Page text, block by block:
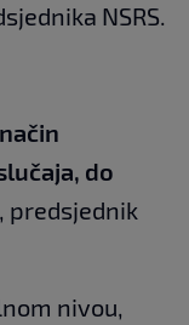
NSRS.
do
predsjednik
nivou,